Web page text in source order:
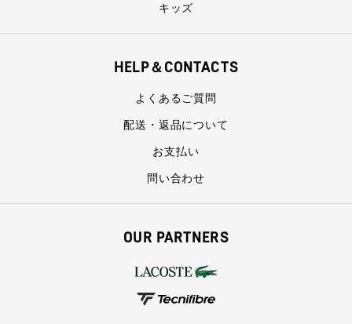
キッズ
HELP＆CONTACTS
よくあるご質問
配送・返品について
お支払い
問い合わせ
OUR PARTNERS